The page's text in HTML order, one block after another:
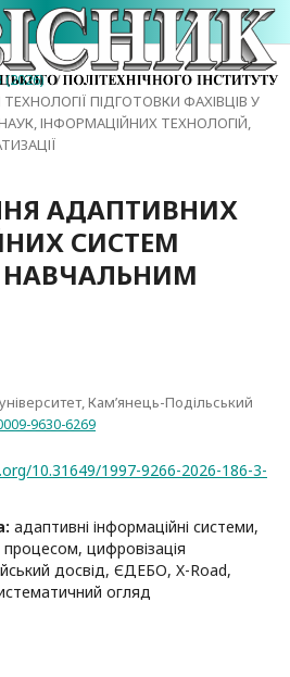
/
ТЕХНОЛОГІЇ ПІДГОТОВКИ ФАХІВЦІВ У
ІНФОРМАЦІЙНИХ ТЕХНОЛОГІЙ,
АДАПТИВНИХ
СИСТЕМ
НАВЧАЛЬНИМ
Кам’янець-Подільський
9630-6269
10.31649/1997-9266-2026-186-3-
адаптивні інформаційні системи,
цифровізація
досвід, ЄДЕБО, X-Road,
огляд